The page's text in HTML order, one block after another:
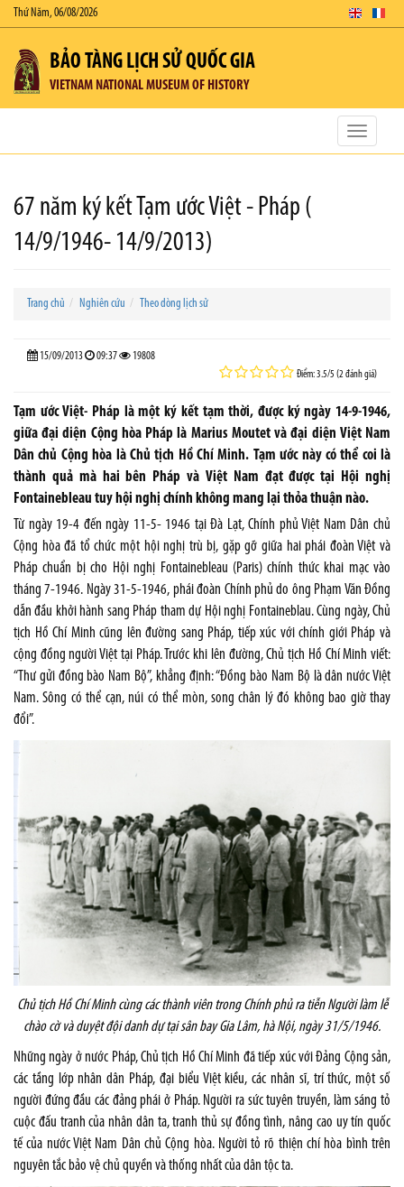
Thứ Năm, 06/08/2026
BẢO TÀNG LỊCH SỬ QUỐC GIA
VIETNAM NATIONAL MUSEUM OF HISTORY
Toggle
67 năm ký kết Tạm ước Việt - Pháp (
14/9/1946- 14/9/2013)
Trang chủ Nghiên cứu Theo dòng lịch sử
15/09/2013 09:37 19808
Điểm: 3.5/5 (2 đánh giá)
Tạm ước Việt- Pháp là một ký kết tạm thời, được ký ngày 14-9-1946,
giữa đại diện Cộng hòa Pháp là Marius Moutet và đại diện Việt Nam
Dân chủ Cộng hòa là Chủ tịch Hồ Chí Minh. Tạm ước này có thể coi là
thành quả mà hai bên Pháp và Việt Nam đạt được tại Hội nghị
Fontainebleau tuy hội nghị chính không mang lại thỏa thuận nào.
Từ ngày 19-4 đến ngày 11-5- 1946 tại Đà Lạt, Chính phủ Việt Nam Dân chủ
Cộng hòa đã tổ chức một hội nghị trù bị, gặp gỡ giữa hai phái đoàn Việt và
Pháp chuẩn bị cho Hội nghị Fontainebleau (Paris) chính thức khai mạc vào
tháng 7-1946. Ngày 31-5-1946, phái đoàn Chính phủ do ông Phạm Văn Đồng
dẫn đầu khởi hành sang Pháp tham dự Hội nghị Fontaineblau. Cùng ngày, Chủ
tịch Hồ Chí Minh cũng lên đường sang Pháp, tiếp xúc với chính giới Pháp và
cộng đồng người Việt tại Pháp. Trước khi lên đường, Chủ tịch Hồ Chí Minh viết:
“Thư gửi đồng bào Nam Bộ”, khẳng định: “Đồng bào Nam Bộ là dân nước Việt
Nam. Sông có thể cạn, núi có thể mòn, song chân lý đó không bao giờ thay
đổi”.
Chủ tịch Hồ Chí Minh cùng các thành viên trong Chính phủ ra tiễn Người làm lễ
chào cờ và duyệt đội danh dự tại sân bay Gia Lâm, hà Nội, ngày 31/5/1946.
Những ngày ở nước Pháp, Chủ tịch Hồ Chí Minh đã tiếp xúc với Đảng Cộng sản,
các tầng lớp nhân dân Pháp, đại biểu Việt kiều, các nhân sĩ, trí thức, một số
người đứng đầu các đảng phái ở Pháp. Người ra sức tuyên truyền, làm sáng tỏ
cuộc đấu tranh của nhân dân ta, tranh thủ sự đồng tình, nâng cao uy tín quốc
tế của nước Việt Nam Dân chủ Cộng hòa. Người tỏ rõ thiện chí hòa bình trên
nguyên tắc bảo vệ chủ quyền và thống nhất của dân tộc ta.